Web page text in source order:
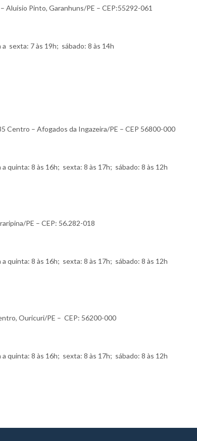
Aluísio Pinto, Garanhuns/PE – CEP:55292-061
sexta: 7 às 19h; sábado: 8 às 14h
Centro – Afogados da Ingazeira/PE – CEP 56800-000
quinta: 8 às 16h; sexta: 8 às 17h; sábado: 8 às 12h
PE – CEP: 56.282-018
quinta: 8 às 16h; sexta: 8 às 17h; sábado: 8 às 12h
Ouricuri/PE – CEP: 56200-000
quinta: 8 às 16h; sexta: 8 às 17h; sábado: 8 às 12h